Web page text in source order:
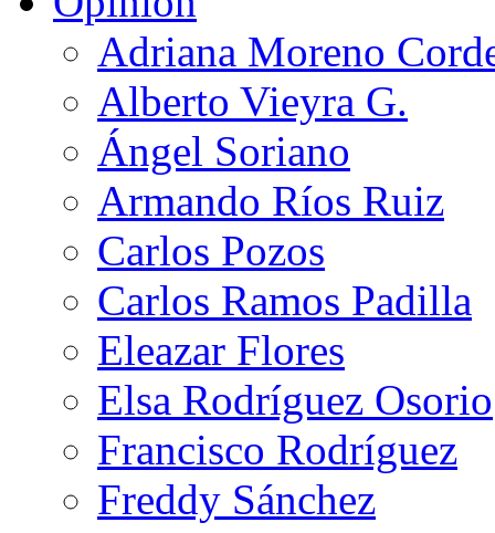
Adriana Moreno
Alberto Vieyra G.
Ángel Soriano
Armando Ríos Ruiz
Carlos Pozos
Carlos Ramos Padilla
Eleazar Flores
Elsa Rodríguez Osorio
Francisco Rodríguez
Freddy Sánchez